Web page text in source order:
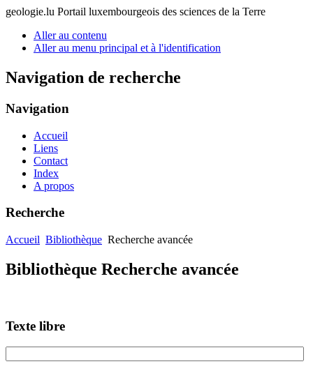
geologie.lu Portail luxembourgeois des sciences de la Terre
Aller au contenu
Aller au menu principal et à l'identification
Navigation de recherche
Navigation
Accueil
Liens
Contact
Index
A propos
Recherche
Accueil Bibliothèque Recherche avancée
Bibliothèque Recherche avancée
Texte libre